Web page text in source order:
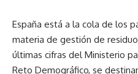
España está a la cola de los
materia de gestión de
últimas cifras del Ministerio
Reto Demográfico, se